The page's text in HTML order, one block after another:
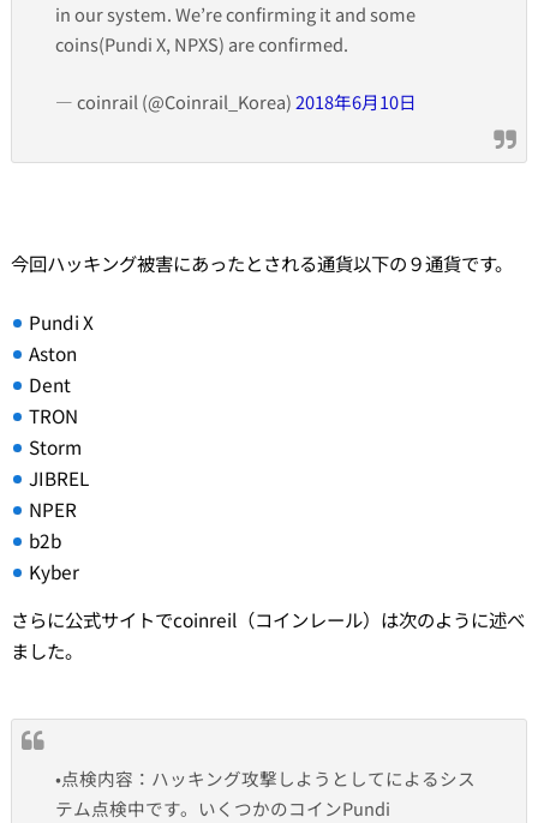
in our system. We’re confirming it and some
coins(Pundi X, NPXS) are confirmed.
— coinrail (@Coinrail_Korea)2018年6月10日
今回ハッキング被害にあったとされる通貨以下の９通貨です。
Pundi X
Aston
Dent
TRON
Storm
JIBREL
NPER
b2b
Kyber
さらに公式サイトでcoinreil（コインレール）は次のように述べ
ました。
•点検内容：ハッキング攻撃しようとしてによるシス
テム点検中です。いくつかのコインPundi